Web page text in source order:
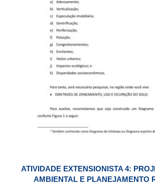
ATIVIDADE EXTENSIONISTA 4:
AMBIENTAL E PLANEJAMENTO